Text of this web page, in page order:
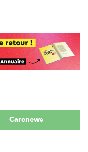
Carenews